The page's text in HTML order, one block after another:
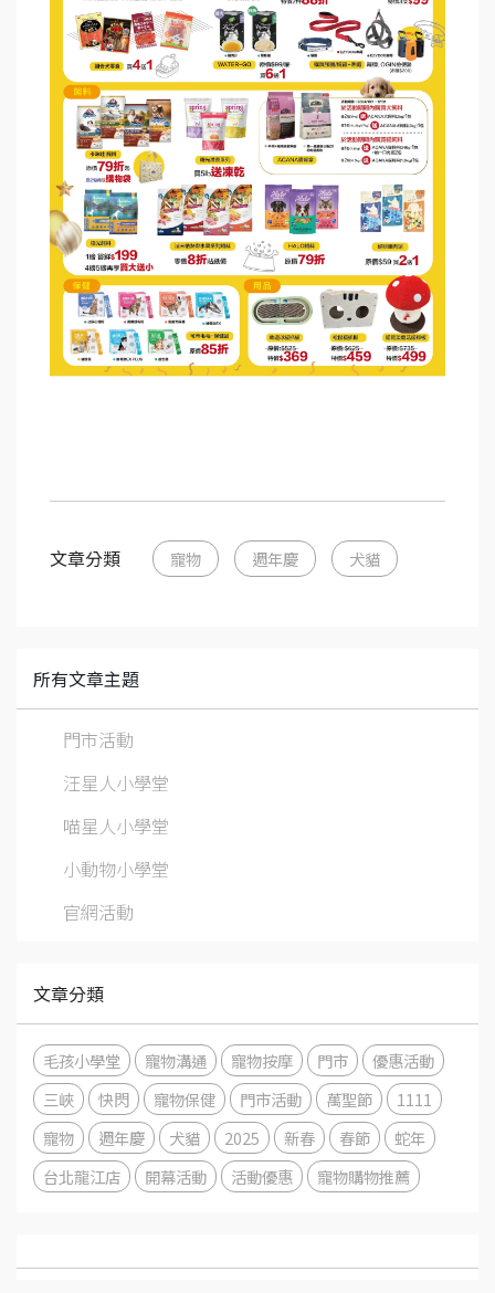
文章分類 寵物 週年慶 犬貓
所有文章主題
門市活動
汪星人小學堂
喵星人小學堂
小動物小學堂
官網活動
文章分類
毛孩小學堂 寵物溝通 寵物按摩 門市
優惠活動
三峽
快閃 寵物保健 門市活動 萬聖節
1111
寵物
週年慶 犬貓 2025 新春 春節
蛇年
台北龍江店
開幕活動 活動優惠 寵物購物推薦